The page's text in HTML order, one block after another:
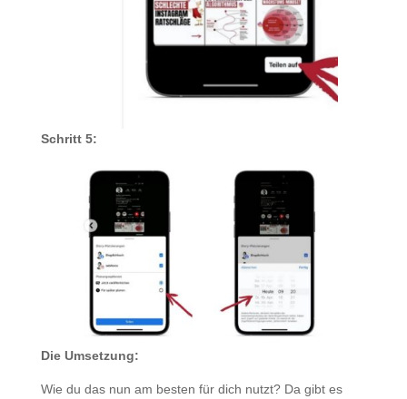
Schritt 5:
Die Umsetzung:
Wie du das nun am besten für dich nutzt? Da gibt es